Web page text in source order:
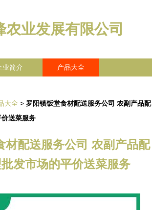
农业发展有限公司
业简介 产品大全
大全 > 罗阳镇饭堂食材配送服务公司 农副产品配
送菜服务
材配送服务公司 农副产品配
发市场的平价送菜服务